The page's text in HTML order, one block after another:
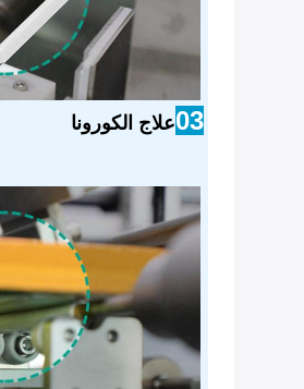
03علاج الكورونا